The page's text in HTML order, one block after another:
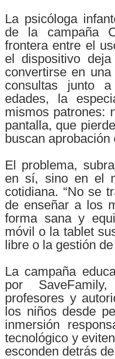
La psicóloga
de la campaña
frontera entre el
el dispositivo
convertirse en
consultas junto
edades, la
mismos patrones:
pantalla, que
buscan
El problema,
en sí, sino en el
cotidiana. “No se
de enseñar a los
forma sana y
móvil o la tablet
libre o la gestión
La campaña
por
profesores y
los niños desde
inmersión
tecnológico y
esconden detrás